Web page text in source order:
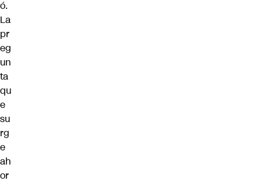
ó.
La
pr
eg
un
ta
qu
e
su
rg
e
ah
or